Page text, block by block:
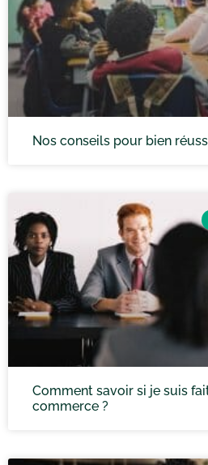
Nos conseils pour bien
Comment savoir si je suis
commerce ?